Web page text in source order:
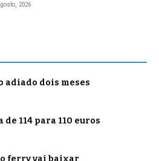
2026
adiado dois meses
114 para 110 euros
ferry vai baixar